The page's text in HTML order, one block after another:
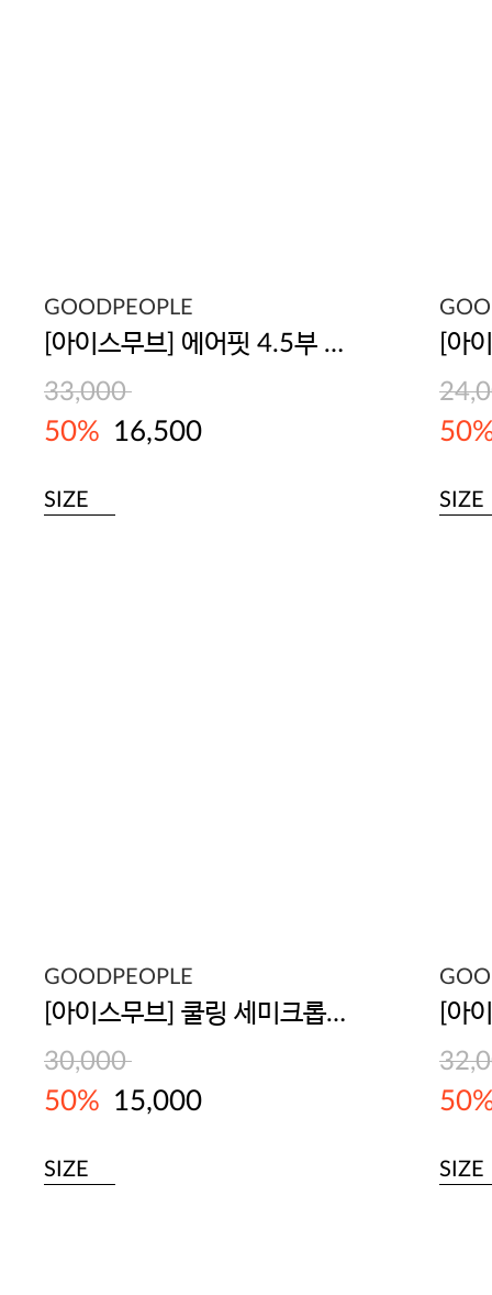
GOODPEOPLE
[아이스무브] 에어핏 4.5부 여성 숏팬츠
33,000
50% 16,500
SIZE SIZE
GOODPEOPLE
[아이스무브] 쿨링 세미크롭핏 티셔츠
30,000
50% 15,000
SIZE SIZE